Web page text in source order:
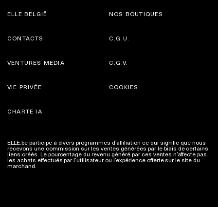
ELLE BELGIË NOS BOUTIQUES
CONTACTS
VENTURES MEDIA
C.G.U.
C.G.V.
VIE PRIVÉE
CHARTE IA
COOKIES
ELLE.be participe à divers programmes d’affiliation ce qui signifie que nous
recevons une commission sur les ventes générées par le biais de certains
liens créés. Le pourcentage du revenu généré par ces ventes n’affecte pas
les achats effectués par l’utilisateur ou l’expérience offerte sur le site du
marchand. Plus d'infos